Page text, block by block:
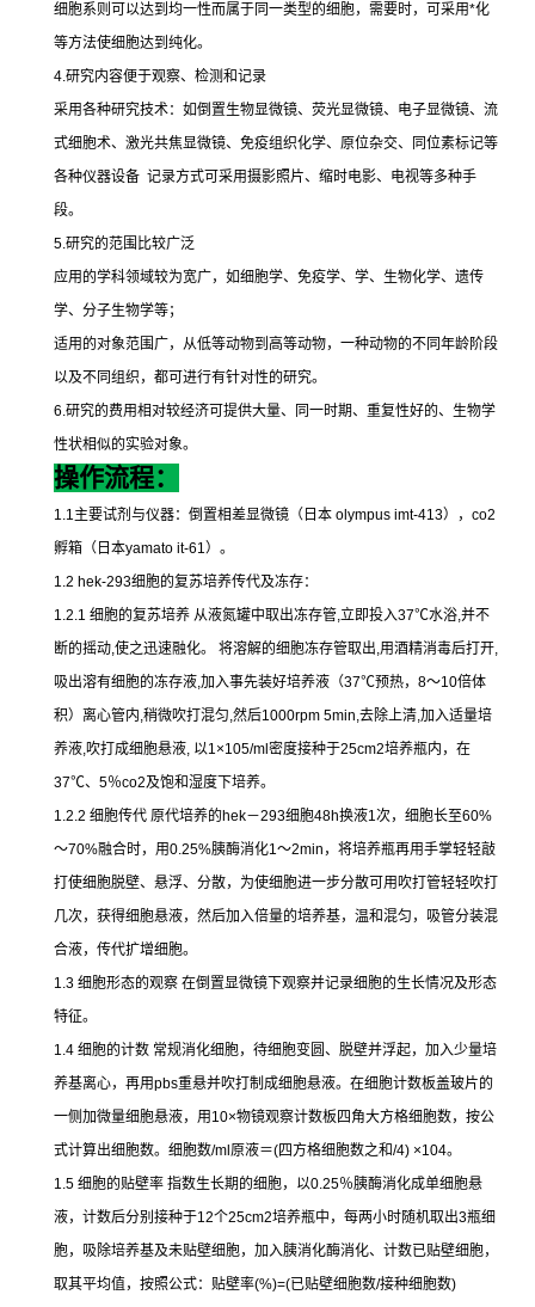
细胞系则可以达到均一性而属于同一类型的细胞，需要时，可采用*化
等方法使细胞达到纯化。
4.研究内容便于观察、检测和记录
采用各种研究技术：如倒置生物显微镜、荧光显微镜、电子显微镜、流
式细胞术、激光共焦显微镜、免疫组织化学、原位杂交、同位素标记等
各种仪器设备 记录方式可采用摄影照片、缩时电影、电视等多种手
段。
5.研究的范围比较广泛
应用的学科领域较为宽广，如细胞学、免疫学、学、生物化学、遗传
学、分子生物学等；
适用的对象范围广，从低等动物到高等动物，一种动物的不同年龄阶段
以及不同组织，都可进行有针对性的研究。
6.研究的费用相对较经济可提供大量、同一时期、重复性好的、生物学
性状相似的实验对象。
操作流程：
1.1主要试剂与仪器：倒置相差显微镜（日本 olympus imt-413）， co2
孵箱（日本yamato it-61）。
1.2 hek-293细胞的复苏培养传代及冻存：
1.2.1 细胞的复苏培养 从液氮罐中取出冻存管,立即投入37℃水浴,并不
断的摇动,使之迅速融化。 将溶解的细胞冻存管取出,用酒精消毒后打开,
吸出溶有细胞的冻存液,加入事先装好培养液（37℃预热， 8～10倍体
积）离心管内,稍微吹打混匀,然后1000rpm 5min,去除上清,加入适量培
养液,吹打成细胞悬液, 以1×105/ml 密度接种于25cm2培养瓶内，在
37℃、 5％co2及饱和湿度下培养。
1.2.2 细胞传代 原代培养的hek－293细胞48h换液1次，细胞长至60%
～70%融合时，用0.25%胰酶消化1～2min ，将培养瓶再用手掌轻轻敲
打使细胞脱壁、悬浮、分散，为使细胞进一步分散可用吹打管轻轻吹打
几次，获得细胞悬液，然后加入倍量的培养基，温和混匀，吸管分装混
合液，传代扩增细胞。
1.3 细胞形态的观察 在倒置显微镜下观察并记录细胞的生长情况及形态
特征。
1.4 细胞的计数 常规消化细胞，待细胞变圆、脱壁并浮起，加入少量培
养基离心，再用pbs重悬并吹打制成细胞悬液。在细胞计数板盖玻片的
一侧加微量细胞悬液，用 10×物镜观察计数板四角大方格细胞数，按公
式计算出细胞数。细胞数/ml 原液＝(四方格细胞数之和/4) ×104。
1.5 细胞的贴壁率 指数生长期的细胞，以0.25％胰酶消化成单细胞悬
液，计数后分别接种于12个25cm2培养瓶中，每两小时随机取出3瓶细
胞，吸除培养基及未贴壁细胞，加入胰消化酶消化、计数已贴壁细胞，
取其平均值，按照公式：贴壁率(%)=(已贴壁细胞数/接种细胞数)